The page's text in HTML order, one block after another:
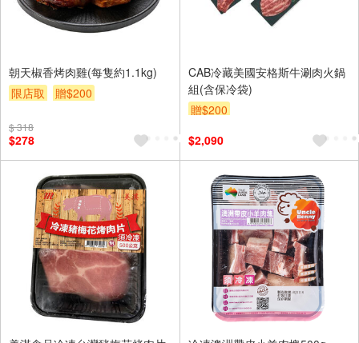
朝天椒香烤肉雞(每隻約1.1kg)
限店取
贈$200
$ 318
$278
CAB冷藏美國安格斯牛涮肉火鍋
組(含保冷袋)
贈$200
$2,090